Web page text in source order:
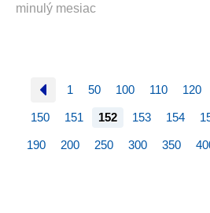
minulý mesiac
1 50 100 110 120
150 151 152 153 154
190 200 250 300 350